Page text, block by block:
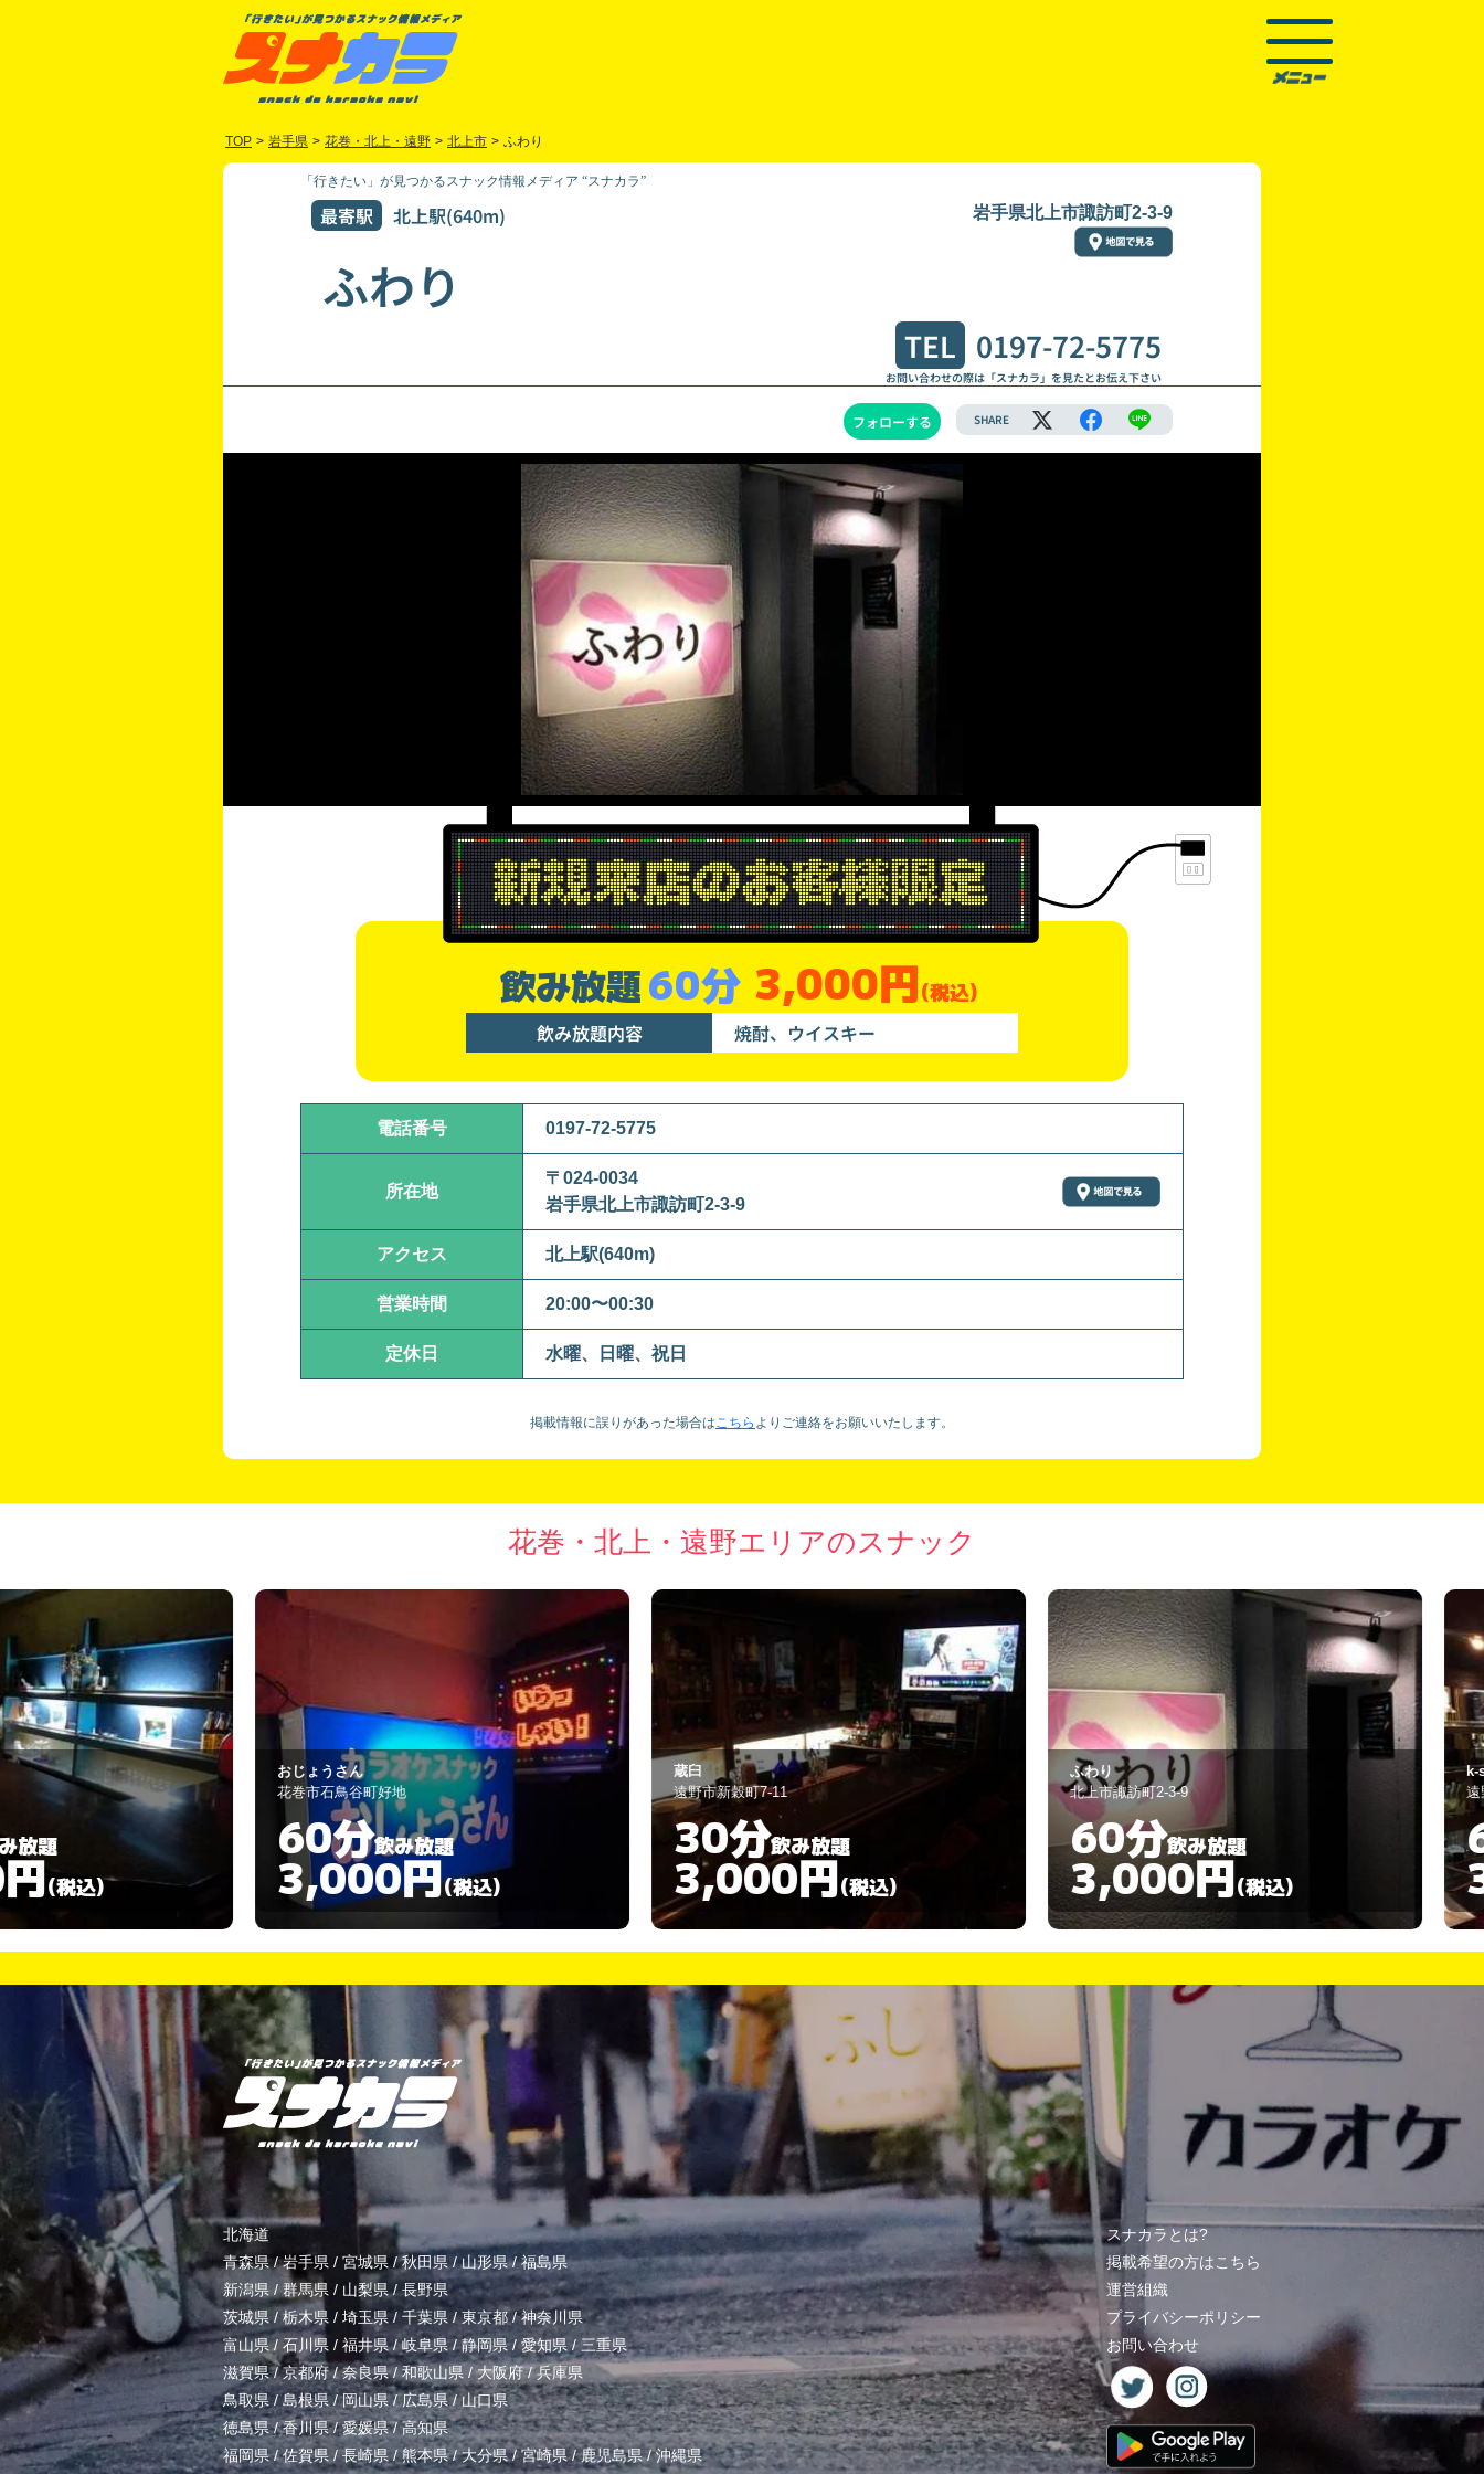
TOP > 岩手県 > 花巻・北上・遠野 > 北上市 > ふわり
「行きたい」が見つかるスナック情報メディア “スナカラ”
最寄駅 北上駅(640m) 岩手県北上市諏訪町2-3-9
ふわり
TEL 0197-72-5775
お問い合わせの際は「スナカラ」を見たとお伝え下さい
フォローする SHARE
飲み放題60分 3,000円(税込)
飲み放題内容 焼酎、ウイスキー
電話番号 0197-72-5775
所在地
〒024-0034
岩手県北上市諏訪町2-3-9
アクセス 北上駅(640m)
営業時間 20:00〜00:30
定休日 水曜、日曜、祝日
掲載情報に誤りがあった場合はこちら より ご連絡をお願いいたします。
花巻・北上・遠野エリアのスナック
おじょうさん
花巻市石鳥谷町好地
60分 飲み放題
3,000円(税込)
蔵臼
遠野市新穀町7-11
30分飲み放題
3,000円(税込)
北上市諏訪町2-3-9
60分飲み放題
3,000円(税込)
遠野市新穀町6-31
60分
北海道
青森県/岩手県 / 宮城県 /秋田県 /山形県/福島県
新潟県 / 群馬県 / 山梨県/長野県
茨城県 / 栃木県 / 埼玉県/ 千葉県 /東京都/神奈川県
富山県/ 石川県 / 福井県/岐阜県/静岡県/ 愛知県 / 三重県
滋賀県/京都府/奈良県/和歌山県 /大阪府/兵庫県
鳥取県/島根県/岡山県/広島県/山口県
徳島県/香川県/愛媛県/高知県
福岡県/佐賀県/長崎県 /熊本県/大分県/宮崎県/鹿児島県/沖縄県
スナカラとは?
掲載希望の方はこちら
運営組織
プライバシーポリシー
お問い合わせ